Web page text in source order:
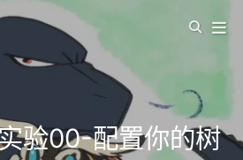
验00-配置你的树